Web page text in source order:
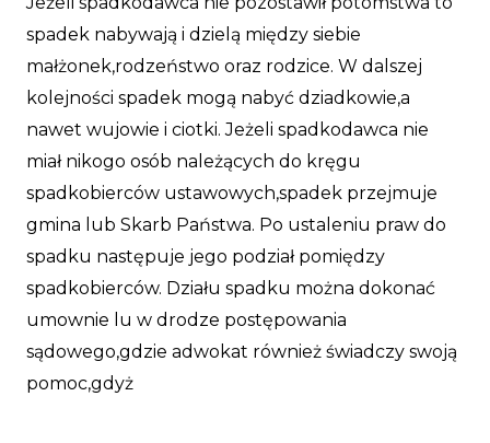
spadek nabywają i dzielą między siebie
małżonek,rodzeństwo oraz rodzice. W dalszej
kolejności spadek mogą nabyć dziadkowie,a
nawet wujowie i ciotki. Jeżeli spadkodawca nie
miał nikogo osób należących do kręgu
spadkobierców ustawowych,spadek przejmuje
gmina lub Skarb Państwa. Po ustaleniu praw do
spadku następuje jego podział pomiędzy
spadkobierców. Działu spadku można dokonać
umownie lu w drodze postępowania
sądowego,gdzie adwokat również świadczy swoją
pomoc,gdyż